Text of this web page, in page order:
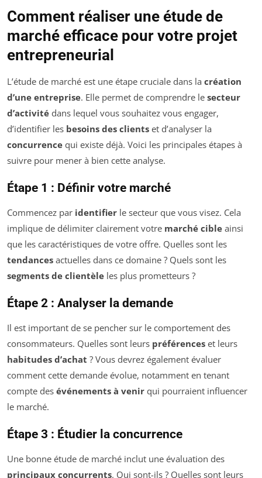
Comment réaliser une étude de
marché efficace pour votre projet
entrepreneurial
L’étude de marché est une étape cruciale dans la création
d’une entreprise. Elle permet de comprendre le secteur
d’activité dans lequel vous souhaitez vous engager,
d’identifier les besoins des clients et d’analyser la
concurrence qui existe déjà. Voici les principales étapes à
suivre pour mener à bien cette analyse.
Étape 1 : Définir votre marché
Commencez par identifier le secteur que vous visez. Cela
implique de délimiter clairement votre marché cible ainsi
que les caractéristiques de votre offre. Quelles sont les
tendances actuelles dans ce domaine ? Quels sont les
segments de clientèle les plus prometteurs ?
Étape 2 : Analyser la demande
Il est important de se pencher sur le comportement des
consommateurs. Quelles sont leurs préférences et leurs
habitudes d’achat ? Vous devrez également évaluer
comment cette demande évolue, notamment en tenant
compte des événements à venir qui pourraient influencer
le marché.
Étape 3 : Étudier la concurrence
Une bonne étude de marché inclut une évaluation des
principaux concurrents. Qui sont-ils ? Quelles sont leurs